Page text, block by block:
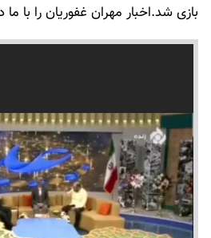
بازی شد.اخبار مهران غفوریانرا با